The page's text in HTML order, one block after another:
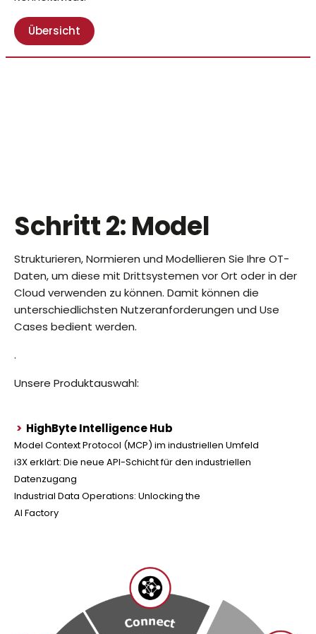
Übersicht
Schritt 2: Model
Strukturieren, Normieren und Modellieren Sie Ihre OT-
Daten, um diese mit Drittsystemen vor Ort oder in der
Cloud verwenden zu können. Damit können die
unterschiedlichsten Nutzeranforderungen und Use
Cases bedient werden.
.
Unsere Produktauswahl:
> HighByte Intelligence Hub
Model Context Protocol (MCP) im industriellen Umfeld
i3X erklärt: Die neue API-Schicht für den industriellen
Datenzugang
Industrial Data Operations: Unlocking the
AI Factory